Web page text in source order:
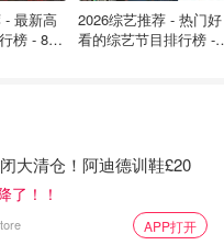
乘火车、巴士还是旅游大
）都能轻易到达。
- 最新高
榜 - 8月
2026综艺推荐 - 热门好
看的综艺节目排行榜 -
大清仓！阿迪德训鞋£20
了！！
APP打开